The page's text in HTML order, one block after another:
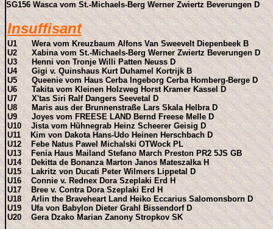
SG156 Wasca vom St.-Michaels-Berg Werner Zwiertz Beverungen D
Insuffisant
U1 Wera vom Kreuzbaum Alfons Van Sweevelt Diepenbeek B
U2 Xabina vom St.-Michaels-Berg Werner Zwiertz Beverungen D
U3 Henni von Tronje Willi Patten Neuss D
U4 Gigi v. Quinshaus Kurt Duhamel Kortrijk B
U5 Queenie vom Haus Cerba Ingeborg Cerba Homberg-Berge D
U6 Takita vom Kleinen Holzweg Horst Kramer Kassel D
U7 X'tas Siri Ralf Dangers Seevetal D
U8 Maris aus der Brunnenstraße Lars Skala Helbra D
U9 Joyes vom FREESE LAND Bernd Freese Melle D
U10 Jista vom Hühnegrab Heinz Scheerer Geisig D
U11 Kim von Dakota Hans-Udo Heinen Herschbach D
U12 Febe Natus Pawel Michalski OTWock PL
U13 Fenia Haus Mailand Stefano March Preston PR2 5JS GB
U14 Dekitta de Bonanza Marton Janos Mateszalka H
U15 Lakritz von Ducati Peter Wilmers Lippetal D
U16 Connie v. Rednex Dora Szeplaki Erd H
U17 Bree v. Contra Dora Szeplaki Erd H
U18 Arlin the Braveheart Land Heiko Eccarius Salomonsborn D
U19 Ufa von Babylon Dieter Grahl Bissendorf D
U20 Gera Dzako Marian Zanony Stropkov SK